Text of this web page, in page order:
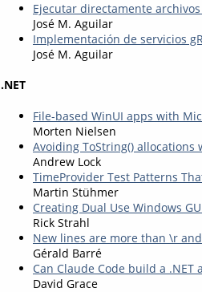
Ejecutar directamente
José M. Aguilar
Implementación de servicios
José M. Aguilar
.NET
File-based WinUI apps with
Morten Nielsen
Avoiding ToString()
Andrew Lock
TimeProvider Test Patterns
Martin Stühmer
Creating Dual Use Windows
Rick Strahl
New lines are more than \r
Gérald Barré
Can Claude Code build a
David Grace